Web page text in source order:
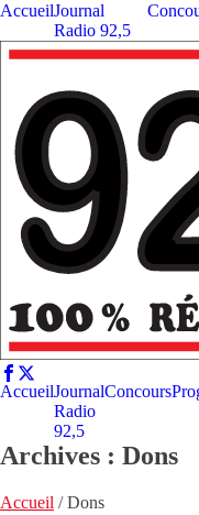
AccueilJournal
Radio 92,5
AccueilJournal
Radio
92,5
Concours
Archives : Dons
Accueil /Dons